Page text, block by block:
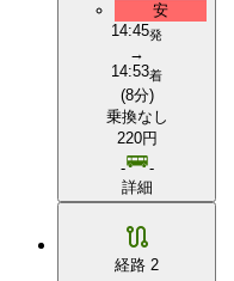
安
14:45発
→
14:53着
(8分)
乗換なし
220円
-
-
詳細
経路 2